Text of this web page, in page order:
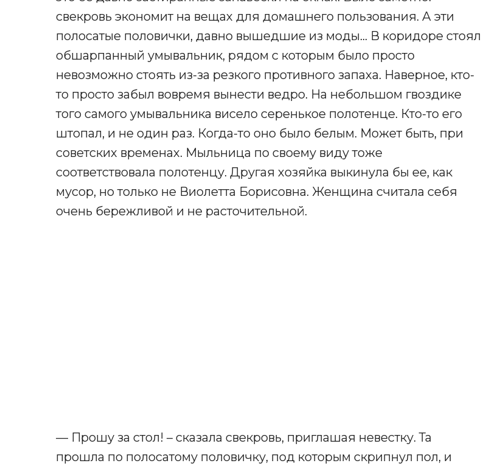
свекровь экономит на вещах для домашнего пользования. А эти
полосатые половички, давно вышедшие из моды… В коридоре стоял
обшарпанный умывальник, рядом с которым было просто
невозможно стоять из-за резкого противного запаха. Наверное, кто-
то просто забыл вовремя вынести ведро. На небольшом гвоздике
того самого умывальника висело серенькое полотенце. Кто-то его
штопал, и не один раз. Когда-то оно было белым. Может быть, при
советских временах. Мыльница по своему виду тоже
соответствовала полотенцу. Другая хозяйка выкинула бы ее, как
мусор, но только не Виолетта Борисовна. Женщина считала себя
очень бережливой и не расточительной.
— Прошу за стол! – сказала свекровь, приглашая невестку. Та
прошла по полосатому половичку, под которым скрипнул пол, и